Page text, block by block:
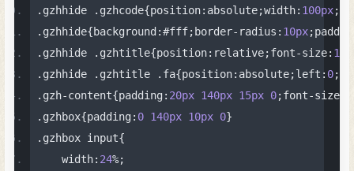
. gzhhide . gzhcode{position: absolute;width: 100px;
. gzhhide{background :#fff; border- radius : 10px;
. gzhhide . gzhtitle{position: relative;font-size:
. gzhhide . gzhtitle . fa{position: absolute;left : 0;
. gzh-content{padding : 20px 140px 15px 0;font-size:
. gzhbox{padding : 0 140px 10px 0}
. gzhbox input{
    width
: 24%;